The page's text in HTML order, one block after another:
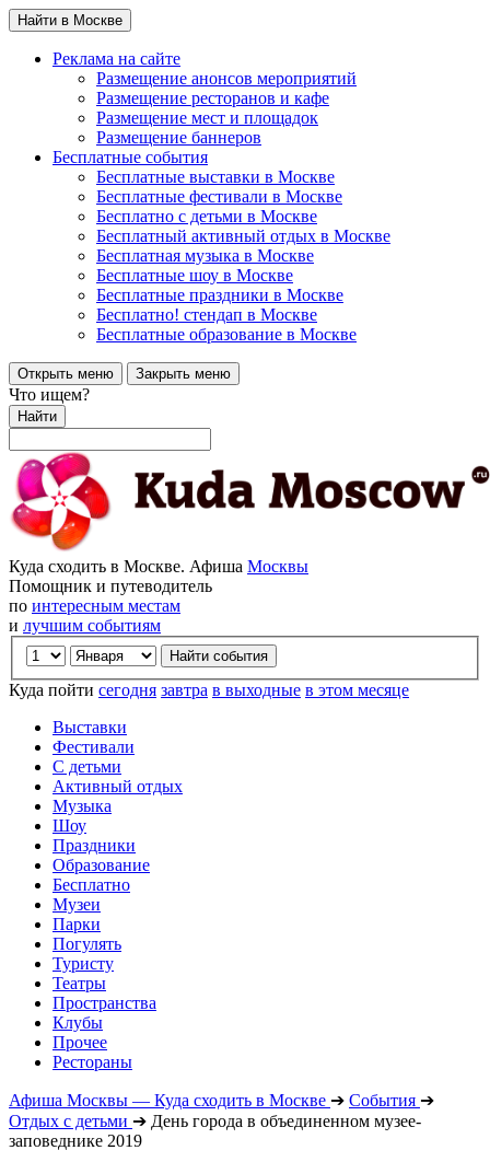
Найти в Москве
Реклама на сайте
Размещение анонсов мероприятий
Размещение ресторанов и кафе
Размещение мест и площадок
Размещение баннеров
Бесплатные события
Бесплатные выставки в Москве
Бесплатные фестивали в Москве
Бесплатно с детьми в Москве
Бесплатный активный отдых в Москве
Бесплатная музыка в Москве
Бесплатные шоу в Москве
Бесплатные праздники в Москве
Бесплатно! стендап в Москве
Бесплатные образование в Москве
Открыть меню Закрыть меню
Что ищем?
Найти
Куда сходить в Москве. Афиша Москвы
Помощник и путеводитель
по интересным местам
и лучшим событиям
Куда пойти сегодня завтра в выходные в этом месяце
Выставки
Фестивали
С детьми
Активный отдых
Музыка
Шоу
Праздники
Образование
Бесплатно
Музеи
Парки
Погулять
Туристу
Театры
Пространства
Клубы
Прочее
Рестораны
Афиша Москвы — Куда сходить в Москве ➔ События ➔
Отдых с детьми ➔ День города в объединенном музее-
заповеднике 2019